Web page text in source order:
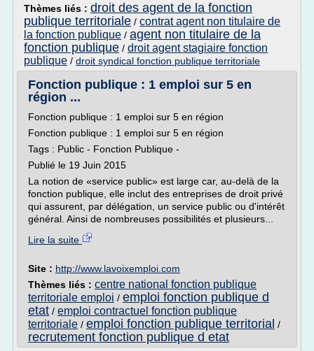
Thèmes liés : droit des agent de la fonction
publique territoriale / contrat agent non titulaire de
la fonction publique / agent non titulaire de la
fonction publique / droit agent stagiaire fonction
publique / droit syndical fonction publique territoriale
Fonction publique : 1 emploi sur 5 en
région ...
Fonction publique : 1 emploi sur 5 en région
Fonction publique : 1 emploi sur 5 en région
Tags : Public - Fonction Publique -
Publié le 19 Juin 2015
La notion de «service public» est large car, au-delà de la
fonction publique, elle inclut des entreprises de droit privé
qui assurent, par délégation, un service public ou d'intérêt
général. Ainsi de nombreuses possibilités et plusieurs...
Lire la suite
Site : http://www.lavoixemploi.com
Thèmes liés : centre national fonction publique
territoriale emploi / emploi fonction publique d
etat / emploi contractuel fonction publique
territoriale / emploi fonction publique territorial /
recrutement fonction publique d etat